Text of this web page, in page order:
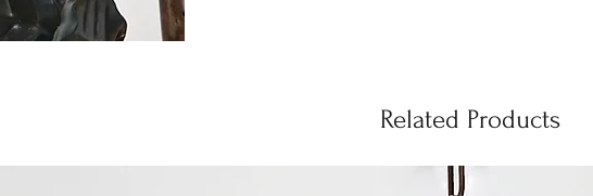
Related Products